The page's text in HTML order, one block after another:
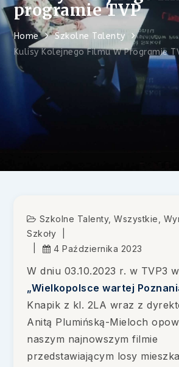
programie TVP
Home
Szkolne Talenty
Kulisy Kolejnego Filmu W Programie
Szkolne Talenty,Wszystkie
Szkoły
4 Października 2023
W dniu 03.10.2023 r. w TVP3 w
„Wielkopolsce wartej
Knapik z kl. 2LA wraz z
Anitą Plumińską-Mieloch
naszym najnowszym filmie
przedstawiającym losy